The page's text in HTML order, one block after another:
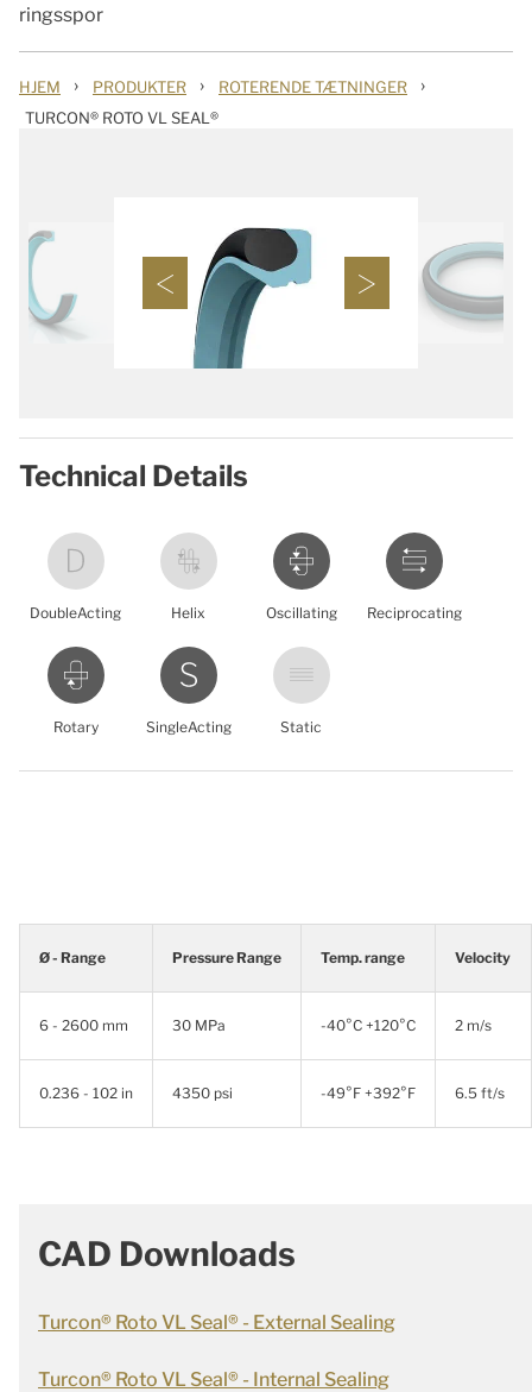
ringsspor
HJEM › PRODUKTER › ROTERENDE TÆTNINGER ›
TURCON® ROTO VL SEAL®
Technical Details
DoubleActing Helix Oscillating Reciprocating
Rotary SingleActing Static
Ø - Range Pressure Range Temp. range Velocity
6 - 2600 mm 30 MPa -40°C +120°C 2 m/s
0.236 - 102 in 4350 psi -49°F +392°F 6.5 ft/s
CAD Downloads
Turcon® Roto VL Seal® - External Sealing
Turcon® Roto VL Seal® - Internal Sealing